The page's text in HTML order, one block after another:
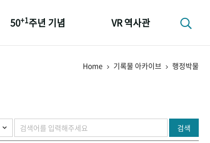
50+1주년 기념
세계와 함께 한 KIHASA
VR 역사관
Home 기록물 아카이브 행정박물
검색